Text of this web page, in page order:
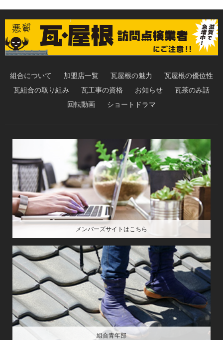
組合について 加盟店一覧 瓦屋根の魅力
瓦屋根の優位性
瓦組合の取り組み
瓦工事の資格 お知らせ
瓦茶のみ話
回転動画
ショートドラマ
メンバーズサイトはこちら
組合青年部